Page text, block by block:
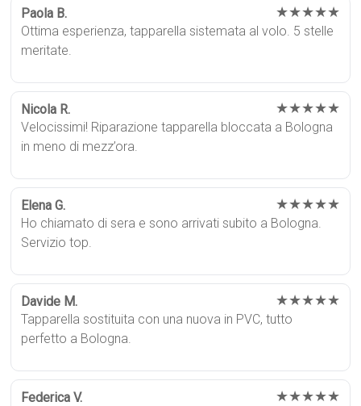
Paola B. ★★★★★
Ottima esperienza, tapparella sistemata al volo. 5 stelle
meritate.
Nicola R. ★★★★★
Velocissimi! Riparazione tapparella bloccata a Bologna
in meno di mezz’ora.
Elena G. ★★★★★
Ho chiamato di sera e sono arrivati subito a Bologna.
Servizio top.
Davide M. ★★★★★
Tapparella sostituita con una nuova in PVC, tutto
perfetto a Bologna.
Federica V. ★★★★★